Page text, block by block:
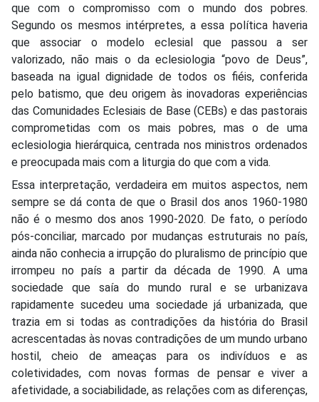
que com o compromisso com o mundo dos pobres.
Segundo os mesmos intérpretes, a essa política haveria
que associar o modelo eclesial que passou a ser
valorizado, não mais o da eclesiologia “povo de Deus”,
baseada na igual dignidade de todos os fiéis, conferida
pelo batismo, que deu origem às inovadoras experiências
das Comunidades Eclesiais de Base (CEBs) e das pastorais
comprometidas com os mais pobres, mas o de uma
eclesiologia hierárquica, centrada nos ministros ordenados
e preocupada mais com a liturgia do que com a vida.
Essa interpretação, verdadeira em muitos aspectos, nem
sempre se dá conta de que o Brasil dos anos 1960-1980
não é o mesmo dos anos 1990-2020. De fato, o período
pós-conciliar, marcado por mudanças estruturais no país,
ainda não conhecia a irrupção do pluralismo de princípio que
irrompeu no país a partir da década de 1990. A uma
sociedade que saía do mundo rural e se urbanizava
rapidamente sucedeu uma sociedade já urbanizada, que
trazia em si todas as contradições da história do Brasil
acrescentadas às novas contradições de um mundo urbano
hostil, cheio de ameaças para os indivíduos e as
coletividades, com novas formas de pensar e viver a
afetividade, a sociabilidade, as relações com as diferenças,